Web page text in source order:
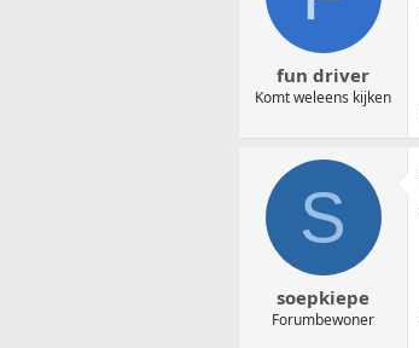
fun driver
Komt weleens kijken
S
soepkiepe
Forumbewoner